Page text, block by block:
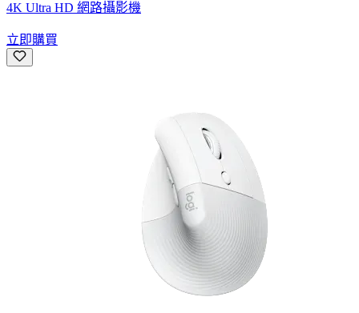
4K Ultra HD 網路攝影機
立即購買